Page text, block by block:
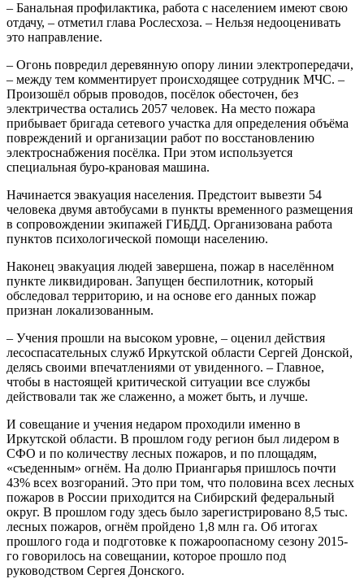
– Банальная профилактика, работа с населением имеют свою
отдачу, – отметил глава Рослесхоза. – Нельзя недооценивать
это направление.
– Огонь повредил деревянную опору линии электропередачи,
– между тем комментирует происходящее сотрудник МЧС. –
Произошёл обрыв проводов, посёлок обесточен, без
электричества остались 2057 человек. На место пожара
прибывает бригада сетевого участка для определения объёма
повреждений и организации работ по восстановлению
электроснабжения посёлка. При этом используется
специальная буро-крановая машина.
Начинается эвакуация населения. Предстоит вывезти 54
человека двумя автобусами в пункты временного размещения
в сопровождении экипажей ГИБДД. Организована работа
пунктов психологической помощи населению.
Наконец эвакуация людей завершена, пожар в населённом
пункте ликвидирован. Запущен беспилотник, который
обследовал территорию, и на основе его данных пожар
признан локализованным.
– Учения прошли на высоком уровне, – оценил действия
лесоспасательных служб Иркутской области Сергей Донской,
делясь своими впечатлениями от увиденного. – Главное,
чтобы в настоящей критической ситуации все службы
действовали так же слаженно, а может быть, и лучше.
И совещание и учения недаром проходили именно в
Иркутской области. В прошлом году регион был лидером в
СФО и по количеству лесных пожаров, и по площадям,
«съеденным» огнём. На долю Приангарья пришлось почти
43% всех возгораний. Это при том, что половина всех лесных
пожаров в России приходится на Сибирский федеральный
округ. В прошлом году здесь было зарегистрировано 8,5 тыс.
лесных пожаров, огнём пройдено 1,8 млн га. Об итогах
прошлого года и подготовке к пожароопасному сезону 2015-
го говорилось на совещании, которое прошло под
руководством Сергея Донского.